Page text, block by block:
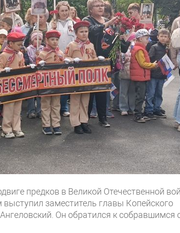
предков в Великой Отечественной
заместитель главы Копейского
Он обратился к собравшимся